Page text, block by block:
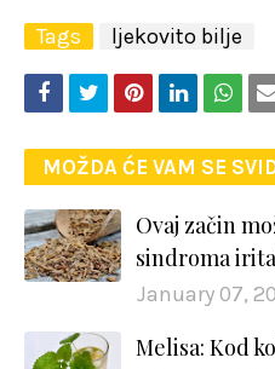
Tags ljekovito bilje
MOŽDA ĆE VAM SE
Ovaj začin
sindroma
January 07,
Melisa: Kod